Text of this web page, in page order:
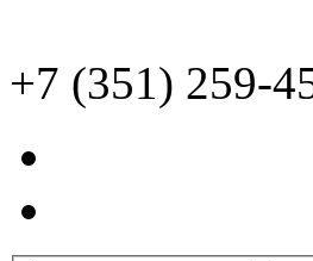
+7 (351) 259-